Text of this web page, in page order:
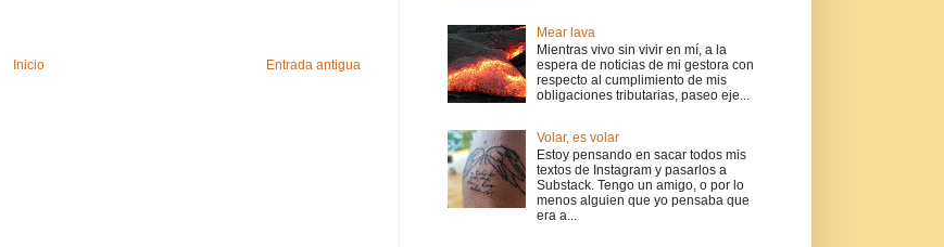
Entrada antigua
Inicio
Mear lava
Mientras vivo sin vivir en mí, a la
espera de noticias de mi gestora con
respecto al cumplimiento de mis
obligaciones tributarias, paseo eje...
Volar, es volar
Estoy pensando en sacar todos mis
textos de Instagram y pasarlos a
Substack. Tengo un amigo, o por lo
menos alguien que yo pensaba que
era a...